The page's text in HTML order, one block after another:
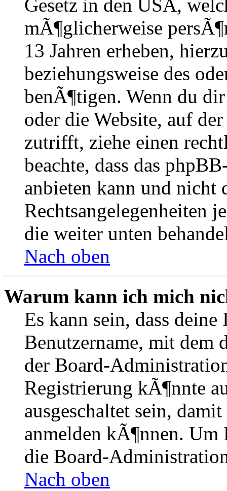
Gesetz in den USA,
mÃ¶glicherweise
13 Jahren erheben,
beziehungsweise des
benÃ¶tigen. Wenn du
oder die Website, auf
zutrifft, ziehe einen
beachte, dass das
anbieten kann und
Rechtsangelegenheiten
die weiter unten
Nach oben
Warum kann ich mich
Es kann sein, dass
Benutzername, mit dem
der Board-
Registrierung kÃ¶nnte
ausgeschaltet sein,
anmelden kÃ¶nnen.
die Board-
Nach oben